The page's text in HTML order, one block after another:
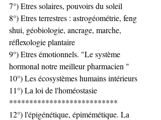
7°) Etres solaires, pouvoirs du soleil
8°) Etres terrestres : astrogéométrie, feng
shui, géobiologie, ancrage, marche,
réflexologie plantaire
9°) Etres émotionnels. "Le système
hormonal notre meilleur pharmacien "
10°) Les écosystèmes humains intérieurs
11°) La loi de l'homéostasie
***************************
12°) l'épigénétique, épimémétique. La